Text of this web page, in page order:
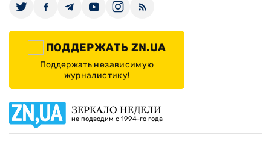
ПОДДЕРЖАТЬ ZN.UA
Поддержать независимую
журналистику!
ЗЕРКАЛО НЕДЕЛИ
не подводим с 1994-го года